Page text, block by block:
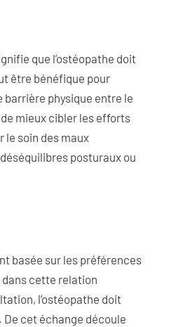
que l’ostéopathe doit
être bénéfique pour
barrière physique entre le
mieux cibler les efforts
le soin des maux
posturaux ou
basée sur les préférences
cette relation
l’ostéopathe doit
De cet échange découle